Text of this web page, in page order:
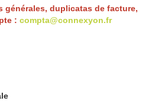
générales, duplicatas de facture,
: compta@connexyon.fr